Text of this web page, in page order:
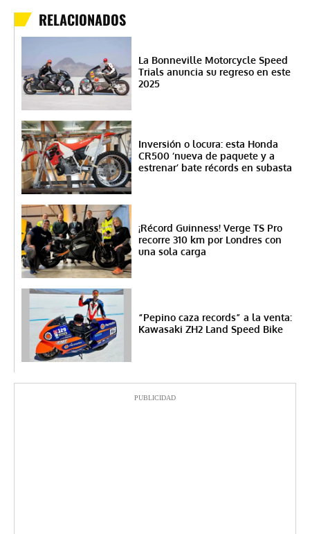
RELACIONADOS
La Bonneville Motorcycle Speed ​​
Trials anuncia su regreso en este
2025
Inversión o locura: esta Honda
CR500 ‘nueva de paquete y a
estrenar’ bate récords en subasta
¡Récord Guinness! Verge TS Pro
recorre 310 km por Londres con
una sola carga
“Pepino caza records” a la venta:
Kawasaki ZH2 Land Speed Bike
PUBLICIDAD